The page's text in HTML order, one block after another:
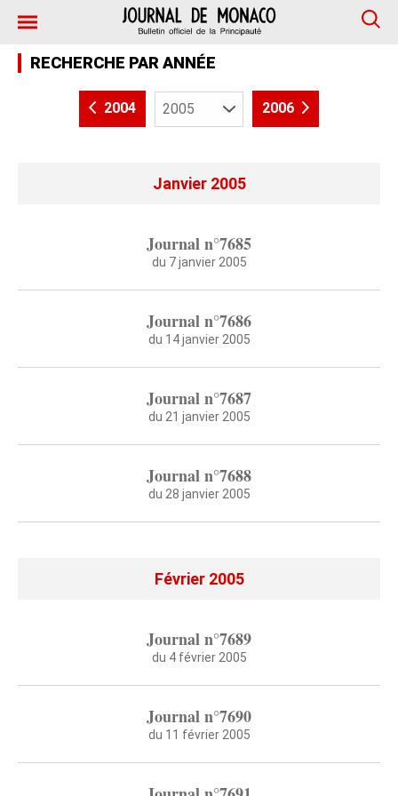
RECHERCHE PAR ANNÉE
2004 2006
Janvier 2005
Journal n°7685
du 7 janvier 2005
Journal n°7686
du 14 janvier 2005
Journal n°7687
du 21 janvier 2005
Journal n°7688
du 28 janvier 2005
Février 2005
Journal n°7689
du 4 février 2005
Journal n°7690
du 11 février 2005